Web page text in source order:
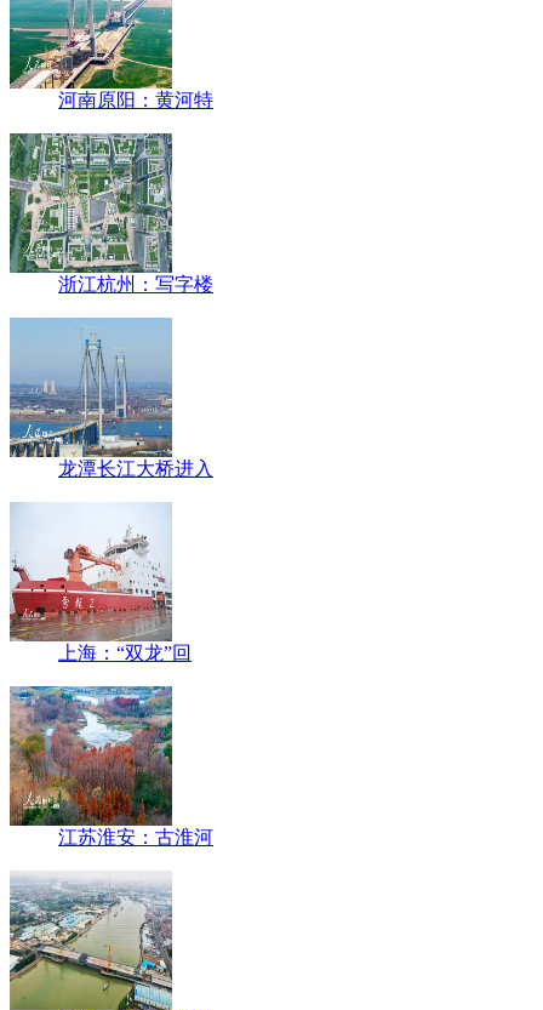
河南原阳：黄河特
浙江杭州：写字楼
龙潭长江大桥进入
上海：“双龙”回
江苏淮安：古淮河